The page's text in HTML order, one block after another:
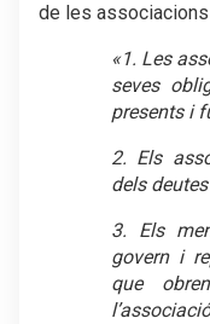
de les
«1. Les
seves
presents i
2. Els
dels
3. Els
govern i
que